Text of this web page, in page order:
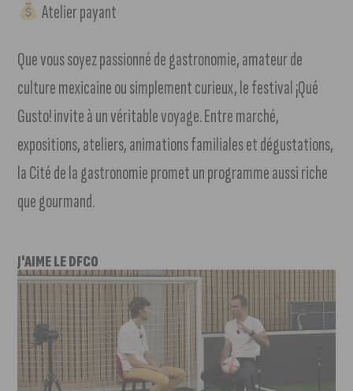
Atelier payant
Que vous soyez passionné de gastronomie, amateur de
culture mexicaine ou simplement curieux, le festival ¡Qué
Gusto! invite à un véritable voyage. Entre marché,
expositions, ateliers, animations familiales et dégustations,
la Cité de la gastronomie promet un programme aussi riche
que gourmand.
J'AIME LE DFCO